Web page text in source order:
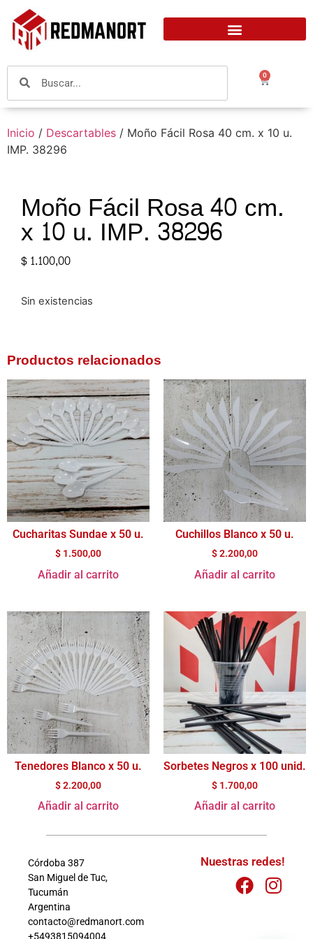
0
Inicio / Descartables / Moño Fácil Rosa 40 cm. x 10 u.
IMP. 38296
Moño Fácil Rosa 40 cm.
x 10 u. IMP. 38296
$1.100,00
Sin existencias
Productos relacionados
Cucharitas Sundae x 50 u.
$ 1.500,00
Añadir al carrito
Cuchillos Blanco x 50 u.
$2.200,00
Añadir al carrito
Tenedores Blanco x 50 u.
$2.200,00
Añadir al carrito
Sorbetes Negros x 100 unid.
$ 1.700,00
Añadir al carrito
Córdoba 387
San Miguel de Tuc,
Tucumán
Argentina
contacto@redmanort.com
+5493815094004
Nuestras redes!